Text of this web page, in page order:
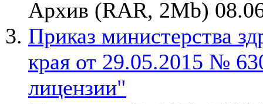
Архив (RAR, 2Mb)
Приказ министерства
края от 29.05.2015 №
лицензии"